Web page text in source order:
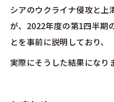
シアのウクライナ侵攻と上
が、2022年度の第1四半期
とを事前に説明しており、
実際にそうした結果になり